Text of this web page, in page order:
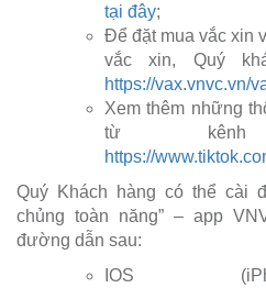
tại đây;
Để đặt mua vắc xin
vắc xin, Quý
https://vax.vnvc.vn/
Xem thêm những
từ
https://
Quý Khách hàng có thể cài
chủng toàn năng” – app
đường dẫn sau:
IOS